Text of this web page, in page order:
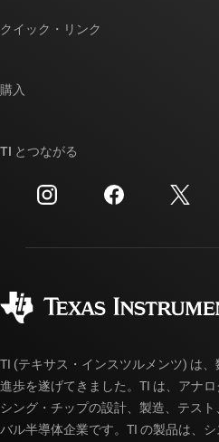
投資家向け情報
製造
クイック・リンク
クロスリファレンス検索
カスタマー・サポート・センター
myTI アカウントの FAQ
購入
ご注文に関する FAQ
TI とつながる
TI (テキサス・インスツルメンツ) は
進歩を遂げてきました。TI は、アナ
シング・チップの設計、製造、テス
バル半導体企業です。TI の製品は、